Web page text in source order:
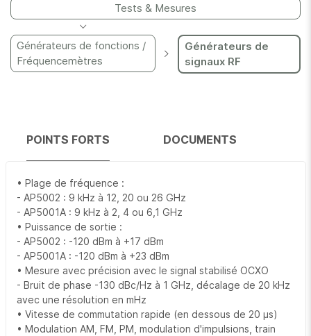
Tests & Mesures
Générateurs de fonctions /
Fréquencemètres
Générateurs de
signaux RF
POINTS FORTS DOCUMENTS
• Plage de fréquence :
- AP5002 : 9 kHz à 12, 20 ou 26 GHz
- AP5001A : 9 kHz à 2, 4 ou 6,1 GHz
• Puissance de sortie :
- AP5002 : -120 dBm à +17 dBm
- AP5001A : -120 dBm à +23 dBm
• Mesure avec précision avec le signal stabilisé OCXO
- Bruit de phase -130 dBc/Hz à 1 GHz, décalage de 20 kHz
avec une résolution en mHz
• Vitesse de commutation rapide (en dessous de 20 µs)
• Modulation AM, FM, PM, modulation d'impulsions, train